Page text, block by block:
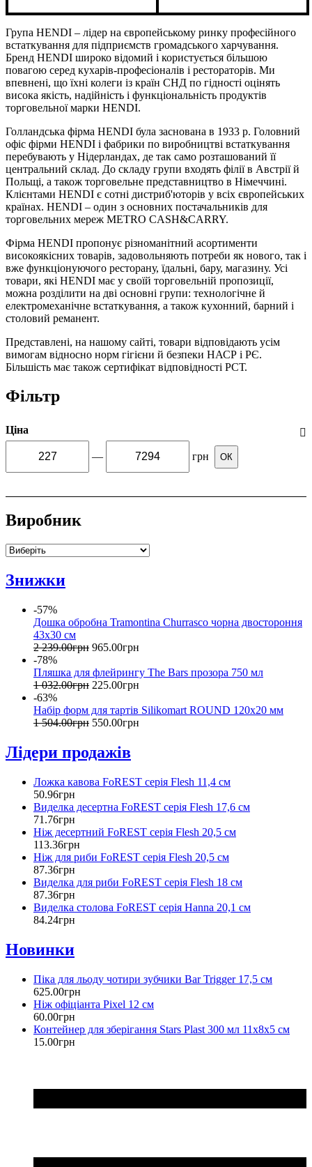
Група HENDI – лідер на європейському ринку професійного
встаткування для підприємств громадського харчування.
Бренд HENDI широко відомий і користується більшою
повагою серед кухарів-професіоналів і рестораторів. Ми
впевнені, що їхні колеги із країн СНД по гідності оцінять
висока якість, надійність і функціональність продуктів
торговельної марки HENDI.
Голландська фірма HENDI була заснована в 1933 р. Головний
офіс фірми HENDI і фабрики по виробництві встаткування
перебувають у Нідерландах, де так само розташований її
центральний склад. До складу групи входять філії в Австрії й
Польщі, а також торговельне представництво в Німеччині.
Клієнтами HENDI є сотні дистриб'юторів у всіх європейських
країнах. HENDI – один з основних постачальників для
торговельних мереж METRO CASH&CARRY.
Фірма HENDI пропонує різноманітний асортименти
високоякісних товарів, задовольняють потреби як нового, так і
вже функціонуючого ресторану, їдальні, бару, магазину. Усі
товари, які HENDI має у своїй торговельній пропозиції,
можна розділити на дві основні групи: технологічне й
електромеханічне встаткування, а також кухонний, барний і
столовий реманент.
Представлені, на нашому сайті, товари відповідають усім
вимогам відносно норм гігієни й безпеки НАСР і РЄ.
Більшість має також сертифікат відповідності РСТ.
Фільтр
Ціна
— грн ОК
Виробник
Знижки
-57%
Дошка обробна Tramontina Churrasco чорна двостороння
43x30 см
2 239.00грн 965.00грн
-78%
Пляшка для флейрингу The Bars прозора 750 мл
1 032.00грн 225.00грн
-63%
Набір форм для тартів Silikomart ROUND 120х20 мм
1 504.00грн 550.00грн
Лідери продажів
Ложка кавова FoREST серія Flesh 11,4 см
50.96грн
Виделка десертна FoREST серія Flesh 17,6 см
71 .76грн
Ніж десертний FoREST серія Flesh 20,5 см
113.36грн
Ніж для риби FoREST серія Flesh 20,5 см
87.36грн
Виделка для риби FoREST серія Flesh 18 см
87.36грн
Виделка столова FoREST серія Hanna 20,1 см
84.24грн
Новинки
Піка для льоду чотири зубчики Bar Trigger 17,5 см
625.00грн
Ніж офіціанта Pixel 12 см
60.00грн
Контейнер для зберігання Stars Plast 300 мл 11х8х5 см
15.00грн